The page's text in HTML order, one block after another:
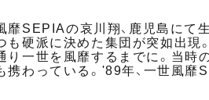
靡SEPIAの哀川翔、鹿児島にて
も硬派に決めた集団が突如出現
り一世を風靡するまでに。当時
携わっている。'89年、一世風